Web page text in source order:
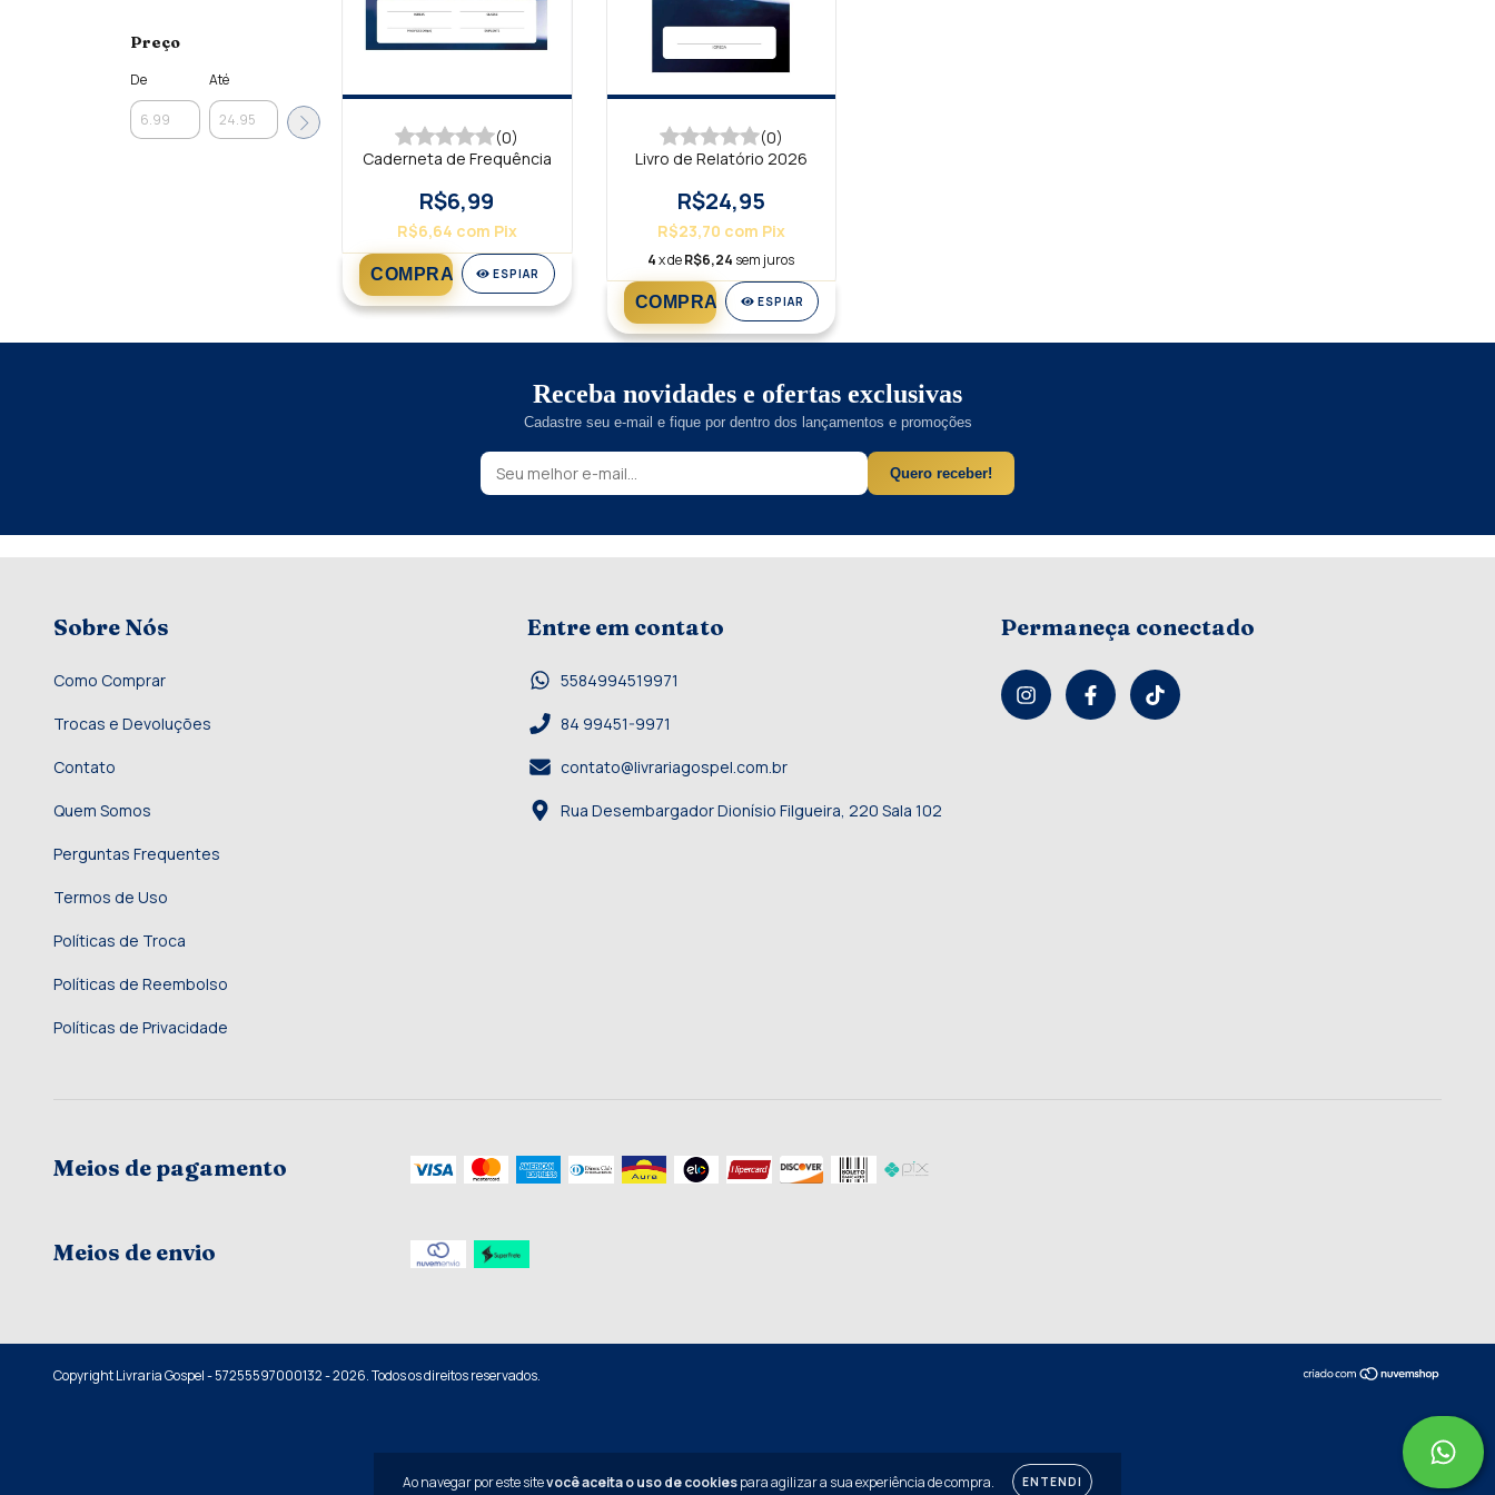
Ao navegar por este sitevocê aceita o uso de cookiespara agilizar a sua experiência de compra. ENTENDI
Preço
De Até
(0)
Caderneta de Frequência
R$6,99
R$6,64 com Pix
ESPIAR
(0)
Livro de Relatório 2026
R$24,95
R$23,70 com Pix
4x deR$6,24 sem juros
ESPIAR
Receba novidades e ofertas exclusivas
Cadastre seu e-mail e fique por dentro dos lançamentos e promoções
Quero receber!
Sobre Nós
Como Comprar
Trocas e Devoluções
Contato
Quem Somos
Perguntas Frequentes
Termos de Uso
Políticas de Troca
Políticas de Reembolso
Políticas de Privacidade
Entre em contato
5584994519971
84 99451-9971
contato@livrariagospel.com.br
Rua Desembargador Dionísio Filgueira, 220 Sala 102
Permaneça conectado
Meios de pagamento
Meios de envio
Copyright Livraria Gospel - 57255597000132 - 2026. Todos os direitos reservados.